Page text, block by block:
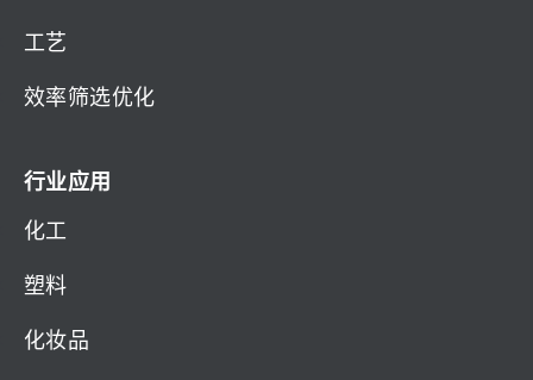
工艺
效率筛选优化
行业应用
化工
塑料
化妆品